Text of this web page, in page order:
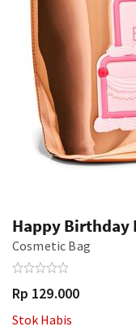
Happy Birthday
Cosmetic Bag
Rp 129.000
Stok Habis